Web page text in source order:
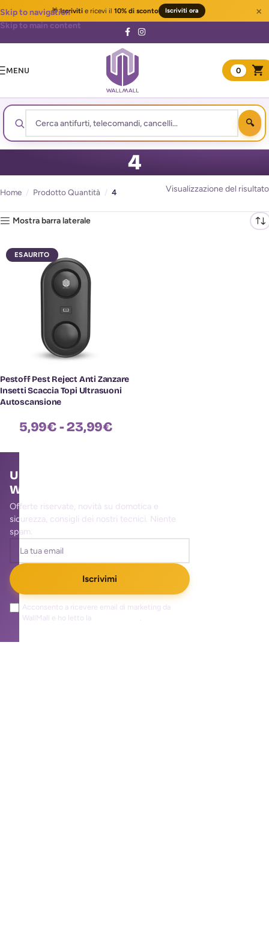
🎁Iscrivitie ricevi il 10% di sconto Iscriviti ora ×
Skip to navigation
Skip to main content
MENU 0
4
Home / Prodotto Quantità / 4 Visualizzazione del risultato
Mostra barra laterale
ESAURITO
Pestoff Pest Reject Anti Zanzare
Insetti Scaccia Topi Ultrasuoni
Autoscansione
5,99€-23,99€
Unisciti alla community
WallMall
Offerte riservate, novità su domotica e
sicurezza, consigli dei nostri tecnici. Niente
spam.
Iscrivimi
Acconsento a ricevere email di marketing da
WallMall e ho letto la
.